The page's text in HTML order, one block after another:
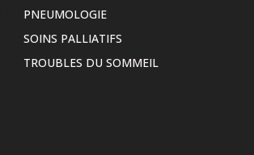
PNEUMOLOGIE
SOINS PALLIATIFS
TROUBLES DU SOMMEIL